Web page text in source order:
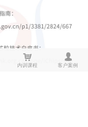
낙
内训课程
넙
客户案例